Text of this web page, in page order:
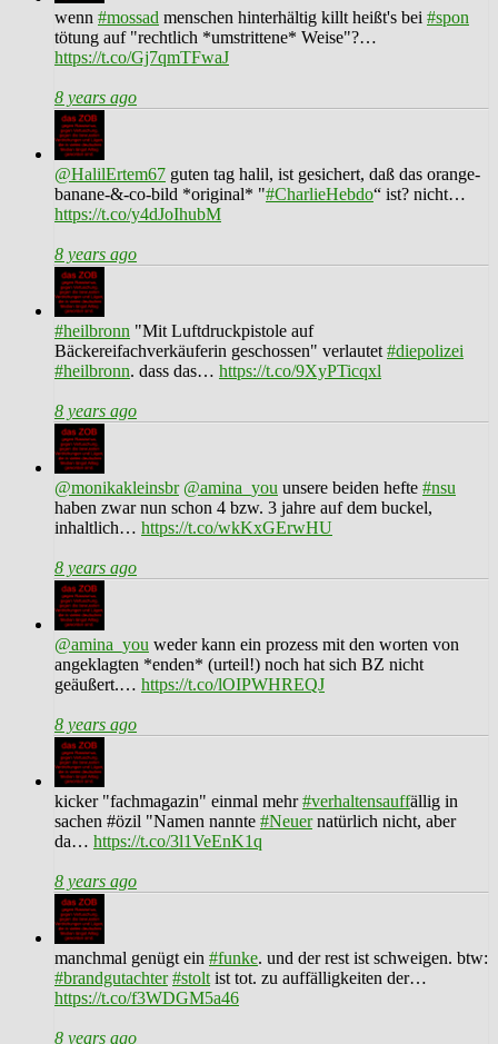
wenn #mossad menschen hinterhältig killt heißt's bei #spon
tötung auf "rechtlich *umstrittene* Weise"?…
https://t.co/Gj7qmTFwaJ
8 years ago
@HalilErtem67 guten tag halil, ist gesichert, daß das orange-
banane-&-co-bild *original* "#CharlieHebdo“ ist? nicht…
https://t.co/y4dJoIhubM
8 years ago
#heilbronn "Mit Luftdruckpistole auf
Bäckereifachverkäuferin geschossen" verlautet #diepolizei
#heilbronn. dass das… https://t.co/9XyPTicqxl
8 years ago
@monikakleinsbr @amina_you unsere beiden hefte #nsu
haben zwar nun schon 4 bzw. 3 jahre auf dem buckel,
inhaltlich… https://t.co/wkKxGErwHU
8 years ago
@amina_you weder kann ein prozess mit den worten von
angeklagten *enden* (urteil!) noch hat sich BZ nicht
geäußert.… https://t.co/lOIPWHREQJ
8 years ago
kicker "fachmagazin" einmal mehr#verhaltensauffällig in
sachen #özil "Namen nannte #Neuernatürlich nicht, aber
da… https://t.co/3l1VeEnK1q
8 years ago
manchmal genügt ein #funke. und der rest ist schweigen. btw:
#brandgutachter #stolt ist tot. zu auffälligkeiten der…
https://t.co/f3WDGM5a46
8 years ago